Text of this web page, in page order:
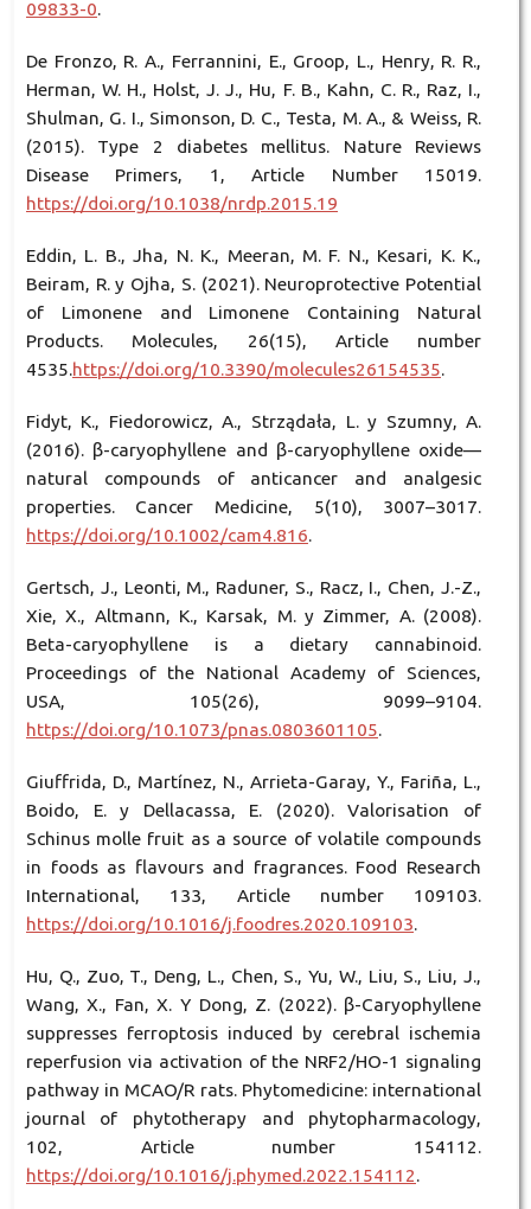
09833-0.
De Fronzo, R. A., Ferrannini, E., Groop, L., Henry, R. R.,
Herman, W. H., Holst, J. J., Hu, F. B., Kahn, C. R., Raz, I.,
Shulman, G. I., Simonson, D. C., Testa, M. A., & Weiss, R.
(2015). Type 2 diabetes mellitus. Nature Reviews
Disease Primers, 1, Article Number 15019.
https://doi.org/10.1038/nrdp.2015.19
Eddin, L. B., Jha, N. K., Meeran, M. F. N., Kesari, K. K.,
Beiram, R. y Ojha, S. (2021). Neuroprotective Potential
of Limonene and Limonene Containing Natural
Products. Molecules, 26(15), Article number
4535.https://doi.org/10.3390/molecules26154535.
Fidyt, K., Fiedorowicz, A., Strządała, L. y Szumny, A.
(2016). β-caryophyllene and β-caryophyllene oxide—
natural compounds of anticancer and analgesic
properties. Cancer Medicine, 5(10), 3007–3017.
https://doi.org/10.1002/cam4.816.
Gertsch, J., Leonti, M., Raduner, S., Racz, I., Chen, J.-Z.,
Xie, X., Altmann, K., Karsak, M. y Zimmer, A. (2008).
Beta-caryophyllene is a dietary cannabinoid.
Proceedings of the National Academy of Sciences,
USA, 105(26), 9099–9104.
https://doi.org/10.1073/pnas.0803601105.
Giuffrida, D., Martínez, N., Arrieta-Garay, Y., Fariña, L.,
Boido, E. y Dellacassa, E. (2020). Valorisation of
Schinus molle fruit as a source of volatile compounds
in foods as flavours and fragrances. Food Research
International, 133, Article number 109103.
https://doi.org/10.1016/j.foodres.2020.109103.
Hu, Q., Zuo, T., Deng, L., Chen, S., Yu, W., Liu, S., Liu, J.,
Wang, X., Fan, X. Y Dong, Z. (2022). β-Caryophyllene
suppresses ferroptosis induced by cerebral ischemia
reperfusion via activation of the NRF2/HO-1 signaling
pathway in MCAO/R rats. Phytomedicine: international
journal of phytotherapy and phytopharmacology,
102, Article number 154112.
https://doi.org/10.1016/j.phymed.2022.154112.